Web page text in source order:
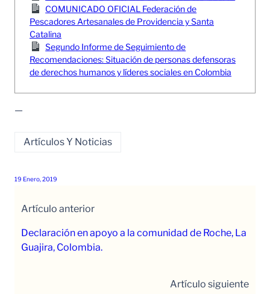
COMUNICADO OFICIAL Federación de
Pescadores Artesanales de Providencia y Santa
Catalina
Segundo Informe de Seguimiento de
Recomendaciones: Situación de personas defensoras
de derechos humanos y líderes sociales en Colombia
—
Artículos Y Noticias
19 Enero, 2019
Artículo anterior
Declaración en apoyo a la comunidad de Roche, La
Guajira, Colombia.
Artículo siguiente